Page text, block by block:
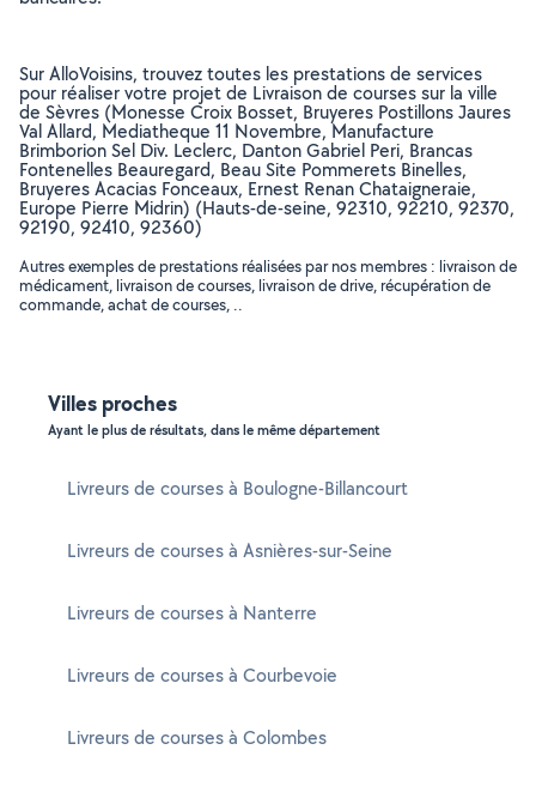
Sur AlloVoisins, trouvez toutes les prestations de services
pour réaliser votre projet de Livraison de courses sur la ville
de Sèvres (Monesse Croix Bosset, Bruyeres Postillons Jaures
Val Allard, Mediatheque 11 Novembre, Manufacture
Brimborion Sel Div. Leclerc, Danton Gabriel Peri, Brancas
Fontenelles Beauregard, Beau Site Pommerets Binelles,
Bruyeres Acacias Fonceaux, Ernest Renan Chataigneraie,
Europe Pierre Midrin) (Hauts-de-seine, 92310, 92210, 92370,
92190, 92410, 92360)
Autres exemples de prestations réalisées par nos membres : livraison de
médicament, livraison de courses, livraison de drive, récupération de
commande, achat de courses, ..
Villes proches
Ayant le plus de résultats, dans le même département
Livreurs de courses à Boulogne-Billancourt
Livreurs de courses à Asnières-sur-Seine
Livreurs de courses à Nanterre
Livreurs de courses à Courbevoie
Livreurs de courses à Colombes